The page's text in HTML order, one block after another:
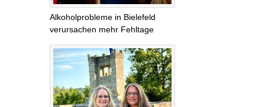
Alkoholprobleme in Bielefeld
verursachen mehr Fehltage